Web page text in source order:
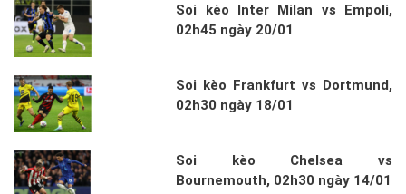
Soi kèo Inter Milan vs Empoli,
02h45 ngày 20/01
Soi kèo Frankfurt vs Dortmund,
02h30 ngày 18/01
Soi kèo Chelsea vs
Bournemouth, 02h30 ngày 14/01